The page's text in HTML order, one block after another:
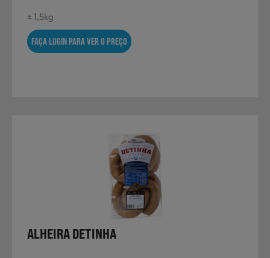
Ração para Animais
± 1,5kg
FAÇA LOGIN PARA VER O PREÇO
ALHEIRA DETINHA